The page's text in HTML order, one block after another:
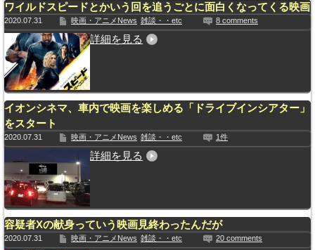
ワイルドスピードとかいう回を追うごとに面白くなってくる映画
2020.07.31 映画・アニメNews 雑談・・etc 8 comments
詳細を見る
イオンシネマ、車内で映画を楽しめる「ドライブインシアター」
をスタート
2020.07.31 映画・アニメNews 雑談・・etc 1件
詳細を見る
容疑者Xの献身っていう映画見終わったんだが
2020.07.31 映画・アニメNews 雑談・・etc 20 comments